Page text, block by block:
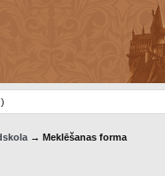
)
→ Meklēšanas forma